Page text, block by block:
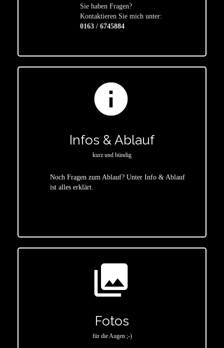
Sie haben Fragen?
Kontaktieren Sie mich unter:
0163 / 6745884
info
Infos & Ablauf
kurz und bündig
Noch Fragen zum Ablauf? Unter Info & Ablauf
ist alles erklärt.
photo_library
Fotos
für die Augen ;-)